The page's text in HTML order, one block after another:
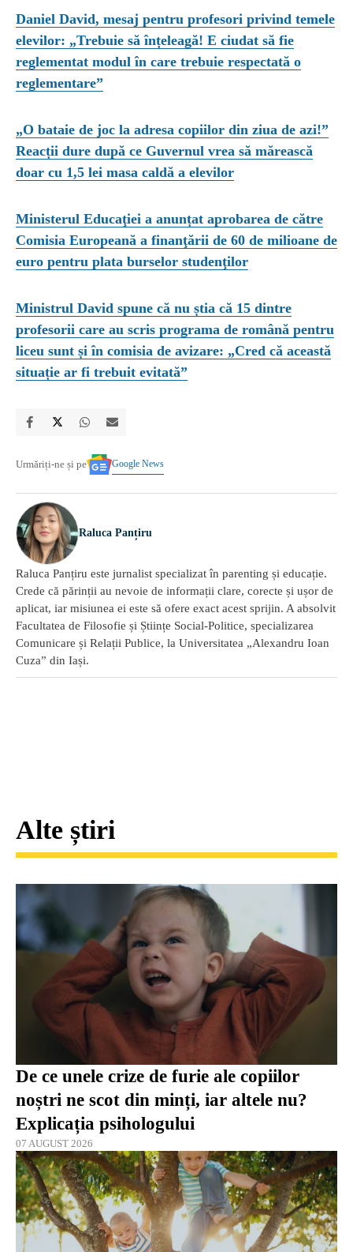
Daniel David, mesaj pentru profesori privind temele
elevilor: „Trebuie să înțeleagă! E ciudat să fie
reglementat modul în care trebuie respectată o
reglementare”
„O bataie de joc la adresa copiilor din ziua de azi!”
Reacții dure după ce Guvernul vrea să mărească
doar cu 1,5 lei masa caldă a elevilor
Ministerul Educaţiei a anunțat aprobarea de către
Comisia Europeană a finanţării de 60 de milioane de
euro pentru plata burselor studenţilor
Ministrul David spune că nu știa că 15 dintre
profesorii care au scris programa de română pentru
liceu sunt și în comisia de avizare: „Cred că această
situație ar fi trebuit evitată”
Urmăriți-ne și pe Google News
Raluca Panțiru
Raluca Panțiru este jurnalist specializat în parenting și educație.
Crede că părinții au nevoie de informații clare, corecte și ușor de
aplicat, iar misiunea ei este să ofere exact acest sprijin. A absolvit
Facultatea de Filosofie și Științe Social-Politice, specializarea
Comunicare și Relații Publice, la Universitatea „Alexandru Ioan
Cuza” din Iași.
Alte știri
De ce unele crize de furie ale copiilor
noștri ne scot din minți, iar altele nu?
Explicația psihologului
07 AUGUST 2026